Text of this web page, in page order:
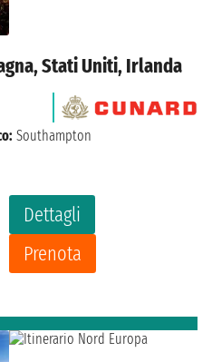
Stati Uniti, Irlanda
Dettagli
Prenota
Southampton